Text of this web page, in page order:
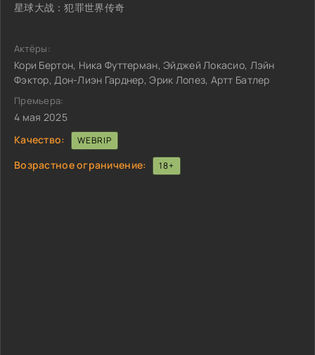
星球大战：犯罪世界传奇
Актёры:
Кори Бертон, Ника Футтерман, Эйджей Локасио, Лэйн
Фэктор, Дон-Лиэн Гарднер, Эрик Лопез, Артт Батлер
Премьера:
4 мая 2025
Качество:
WEBRIP
Возрастное ограничение: 18+